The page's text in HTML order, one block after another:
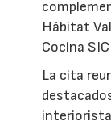
Hábitat
Cocina
La cita